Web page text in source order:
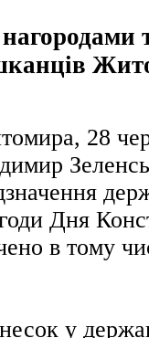
28
Дня
в тому
у